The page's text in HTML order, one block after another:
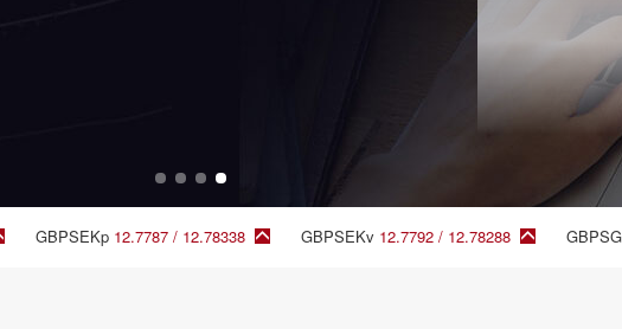
12.7787 / 12.78338 GBPSEKv12.7792 / 12.78288 GBPSGD